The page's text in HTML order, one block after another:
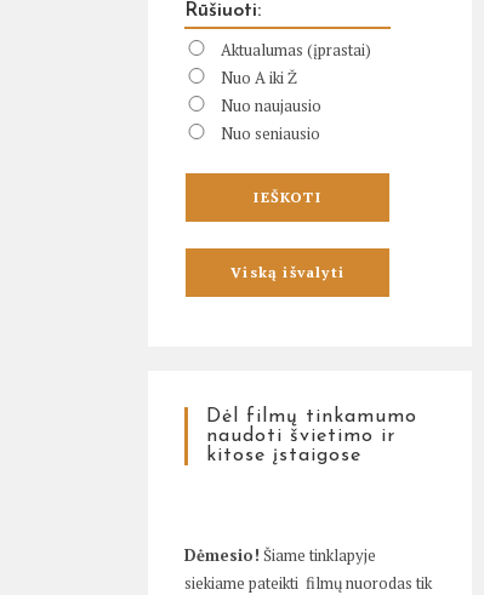
Rūšiuoti:
Aktualumas (įprastai)
Nuo A iki Ž
Nuo naujausio
Nuo seniausio
Dėl filmų tinkamumo
naudoti švietimo ir
kitose įstaigose
Dėmesio! Šiame tinklapyje
siekiame pateikti filmų nuorodas tik